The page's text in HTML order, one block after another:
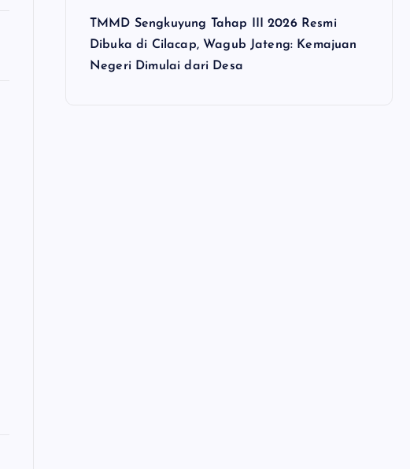
TMMD Sengkuyung Tahap III 2026 Resmi
Dibuka di Cilacap, Wagub Jateng: Kemajuan
Negeri Dimulai dari Desa